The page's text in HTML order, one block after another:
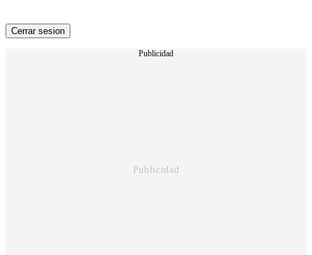
Cerrar sesion
Publicidad